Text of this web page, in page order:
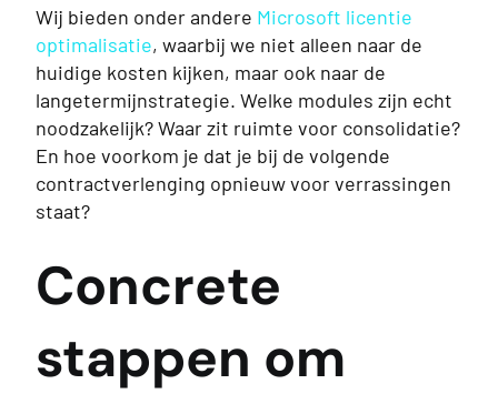
Wij bieden onder andere Microsoft licentie
optimalisatie, waarbij we niet alleen naar de
huidige kosten kijken, maar ook naar de
langetermijnstrategie. Welke modules zijn echt
noodzakelijk? Waar zit ruimte voor consolidatie?
En hoe voorkom je dat je bij de volgende
contractverlenging opnieuw voor verrassingen
staat?
Concrete
stappen om